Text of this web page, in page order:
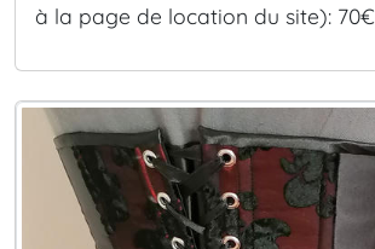
à la page de location du site): 70€